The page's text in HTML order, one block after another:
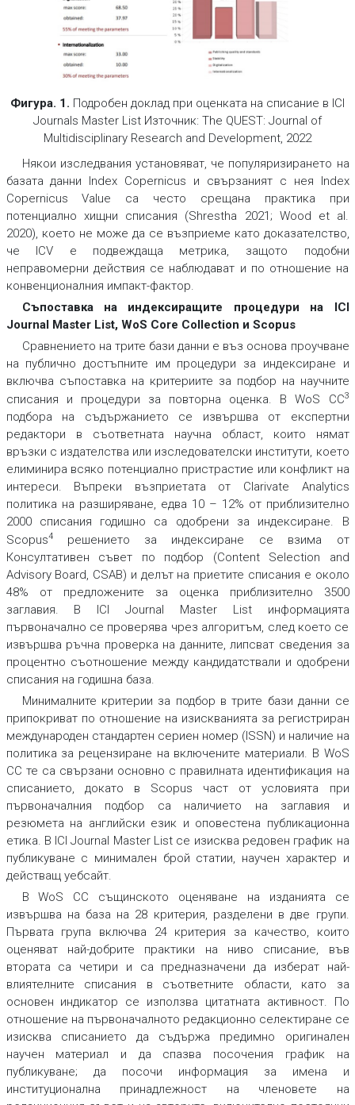
Фигура. 1. Подробен доклад при оценката на списание в ICI
Journals Master List Източник: The QUEST: Journal of
Multidisciplinary Research and Development, 2022
Някои изследвания установяват, че популяризирането на
базата данни Index Copernicus и свързаният с нея Index
Copernicus Value са често срещана практика при
потенциално хищни списания (Shrestha 2021; Wood et al.
2020), което не може да се възприеме като доказателство,
че ICV е подвеждаща метрика, защото подобни
неправомерни действия се наблюдават и по отношение на
конвенционалния импакт-фактор.
Съпоставка на индексиращите процедури на ICI
Journal Master List, WoS Core Collection и Scopus
Сравнението на трите бази данни е въз основа проучване
на публично достъпните им процедури за индексиране и
включва съпоставка на критериите за подбор на научните
списания и процедури за повторна оценка. ВWoS CC3
подбора на съдържанието се извършва от експертни
редактори в съответната научна област, които нямат
връзки с издателства или изследователски институти, което
елиминира всяко потенциално пристрастие или конфликт на
интереси. Въпреки възприетата от Clarivate Analytics
политика на разширяване, едва 10 – 12% от приблизително
2000 списания годишно са одобрени за индексиране. В
Scopus4решението за индексиране се взима от
Консултативен съвет по подбор (Content Selection and
Advisory Board, CSAB) и делът на приетите списания е около
48% от предложените за оценка приблизително 3500
заглавия. В ICI Journal Master Listинформацията
първоначално се проверява чрез алгоритъм, след което се
извършва ръчна проверка на данните, липсват сведения за
процентно съотношение между кандидатствали и одобрени
списания на годишна база.
Минималните критерии за подбор в трите бази данни се
припокриват по отношение на изискванията за регистриран
международен стандартен сериен номер (ISSN) и наличие на
политика за рецензиране на включените материали. В WoS
CC те са свързани основно с правилната идентификация на
списанието, докато в Scopus част от условията при
първоначалния подбор са наличието на заглавия и
резюмета на английски език и оповестена публикационна
етика. В ICI Journal Master List се изисква редовен график на
публикуване с минимален брой статии, научен характер и
действащ уебсайт.
ВWoS CC същинското оценяване на изданията се
извършва на база на 28 критерия, разделени в две групи.
Първата група включва 24 критерия за качество, които
оценяват най-добрите практики на ниво списание, във
втората са четири и са предназначени да изберат най-
влиятелните списания в съответните области, като за
основен индикатор се използва цитатната активност. По
отношение на първоначалното редакционно селектиране се
изисква списанието да съдържа предимно оригинален
научен материал и да спазва посочения график на
публикуване; да посочи информация за имена и
институционална принадлежност на членовете на